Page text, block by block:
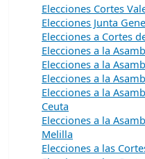
Elecciones Cortes
Elecciones Junta
Elecciones a Cortes
Elecciones a la
Elecciones a la
Elecciones a la
Elecciones a la
Ceuta
Elecciones a la
Melilla
Elecciones a las